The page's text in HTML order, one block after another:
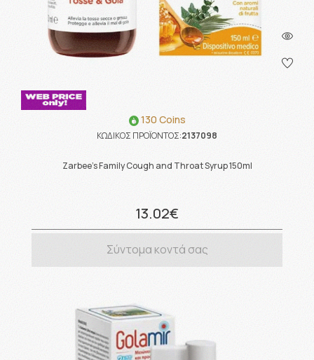
130 Coins
ΚΩΔΙΚΟΣ ΠΡΟΪΟΝΤΟΣ:2137098
Zarbee’s Family Cough and Throat Syrup 150ml
13.02€
Σύντομα κοντά σας